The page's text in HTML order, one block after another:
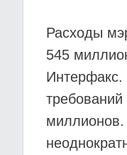
Расходы
545
Интерфакс.
требований